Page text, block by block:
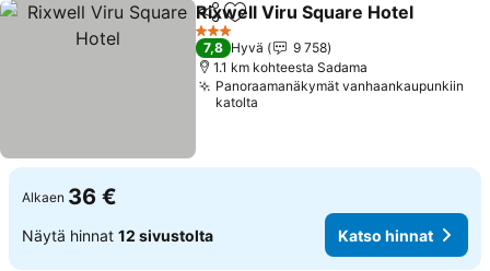
Jaa Lisää suosikkeihin
Rixwell Viru Square Hotel
3 Tähtiluokitus
7,8 Hyvä
9 758
1.1 km kohteesta Sadama
Panoraamanäkymät vanhaankaupunkiin
katolta
Alkaen 36 €
Näytä hinnat 12 sivustolta Katso hinnat